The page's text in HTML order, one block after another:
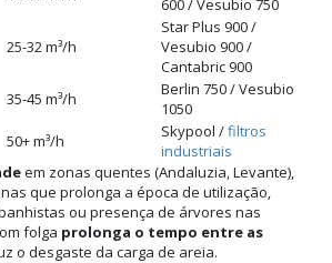
600 / Vesubio 750
25-32 m³/h
Star Plus 900 /
Vesubio 900 /
Cantabric 900
35-45 m³/h
Berlin 750 / Vesubio
1050
50+ m³/h Skypool /filtros
industriais
em zonas quentes (Andaluzia, Levante),
que prolonga a época de utilização,
ou presença de árvores nas
folga prolonga o tempo entre as
o desgaste da carga de areia.